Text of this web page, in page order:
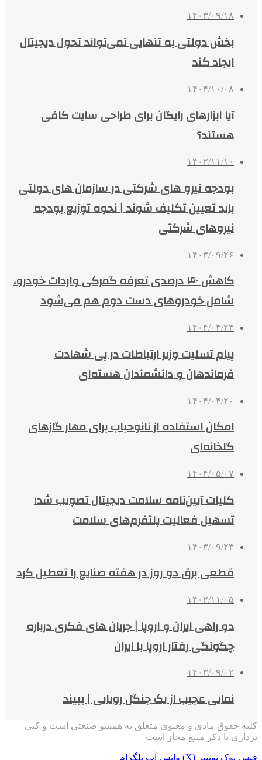
۱۴۰۳/۰۹/۱۸
بخش دولتی به تنهایی نمی‌تواند تحول دیجیتال
ایجاد کند
۱۴۰۴/۱۰/۰۸
آیا ابزارهای رایگان برای طراحی سایت کافی
هستند؟
۱۴۰۲/۱۱/۱۰
بودجه نیرو های شرکتی در سازمان های دولتی
باید تعیین تکلیف شوند | نحوه توزیع بودجه
نیروهای شرکتی
۱۴۰۳/۰۹/۲۶
کاهش ۴۰ درصدی تعرفه گمرکی واردات خودرو،
شامل خودروهای دست دوم هم می‌شود
۱۴۰۴/۰۳/۲۳
پیام تسلیت وزیر ارتباطات در پی شهادت
فرماندهان و دانشمندان هسته‌ای
۱۴۰۴/۰۴/۲۰
امکان استفاده از نانوحباب برای مهار گازهای
گلخانه‌ای
۱۴۰۴/۰۵/۰۷
کلیات آیین‌نامه سلامت دیجیتال تصویب شد؛
تسهیل فعالیت پلتفرم‌های سلامت
۱۴۰۳/۰۹/۲۳
قطعی برق دو روز در هفته صنایع را تعطیل کرد
۱۴۰۲/۱۱/۰۵
دو راهی ایران و اروپا | جریان های فکری درباره
چگونگی رفتار اروپا با ایران
۱۴۰۳/۰۹/۰۲
نمایی عجیب از یک جنگل رویایی | ببیند
کلیه حقوق مادی و معنوی متعلق به همسو صنعتی است و کپی
برداری با ذکر منبع مجاز است
فیس بوک توییتر (X) واتس آپ تلگرام